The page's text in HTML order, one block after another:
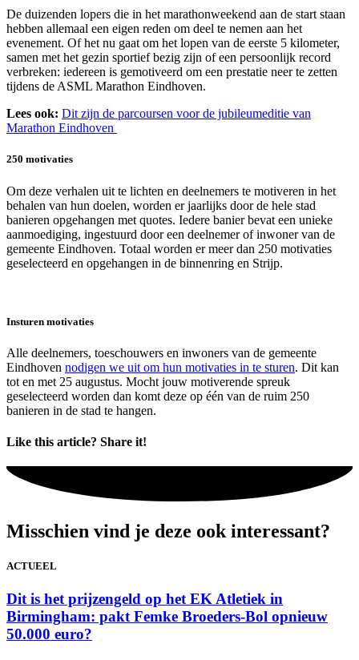
De duizenden lopers die in het marathonweekend aan de start staan
hebben allemaal een eigen reden om deel te nemen aan het
evenement. Of het nu gaat om het lopen van de eerste 5 kilometer,
samen met het gezin sportief bezig zijn of een persoonlijk record
verbreken: iedereen is gemotiveerd om een prestatie neer te zetten
tijdens de ASML Marathon Eindhoven.
Lees ook: Dit zijn de parcoursen voor de jubileumeditie van
Marathon Eindhoven
250 motivaties
Om deze verhalen uit te lichten en deelnemers te motiveren in het
behalen van hun doelen, worden er jaarlijks door de hele stad
banieren opgehangen met quotes. Iedere banier bevat een unieke
aanmoediging, ingestuurd door een deelnemer of inwoner van de
gemeente Eindhoven. Totaal worden er meer dan 250 motivaties
geselecteerd en opgehangen in de binnenring en Strijp.
Insturen motivaties
Alle deelnemers, toeschouwers en inwoners van de gemeente
Eindhoven nodigen we uit om hun motivaties in te sturen. Dit kan
tot en met 25 augustus. Mocht jouw motiverende spreuk
geselecteerd worden dan komt deze op één van de ruim 250
banieren in de stad te hangen.
Like this article? Share it!
Misschien vind je deze ook interessant?
ACTUEEL
Dit is het prijzengeld op het EK Atletiek in
Birmingham: pakt Femke Broeders-Bol opnieuw
50.000 euro?